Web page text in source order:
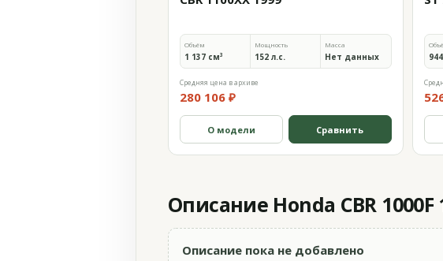
Объём
1 137 см³
Мощность
152 л.с.
Масса
Нет данных
Средняя цена в архиве
280 106 ₽
О модели Сравнить
Описание Honda CBR 1000F
Описание пока не добавлено